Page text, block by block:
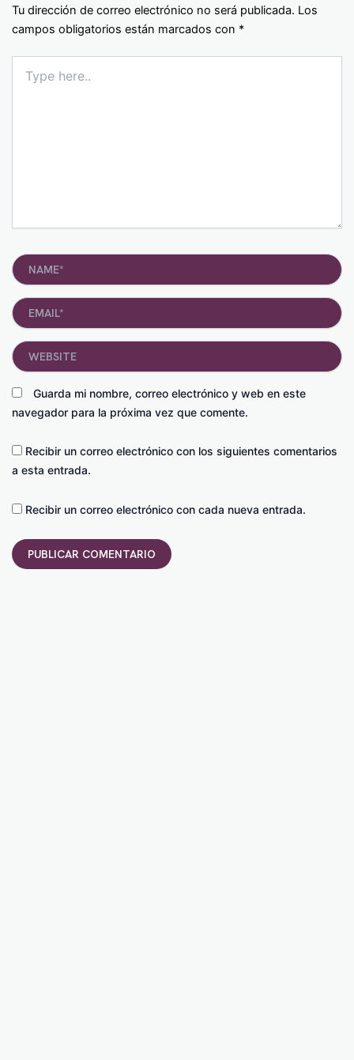
Tu dirección de correo electrónico no será publicada. Los
campos obligatorios están marcados con *
here..
Name*
Email*
Guarda mi nombre, correo electrónico y web en este
navegador para la próxima vez que comente.
Website
Recibir un correo electrónico con los siguientes comentarios
a esta entrada.
Recibir un correo electrónico con cada nueva entrada.